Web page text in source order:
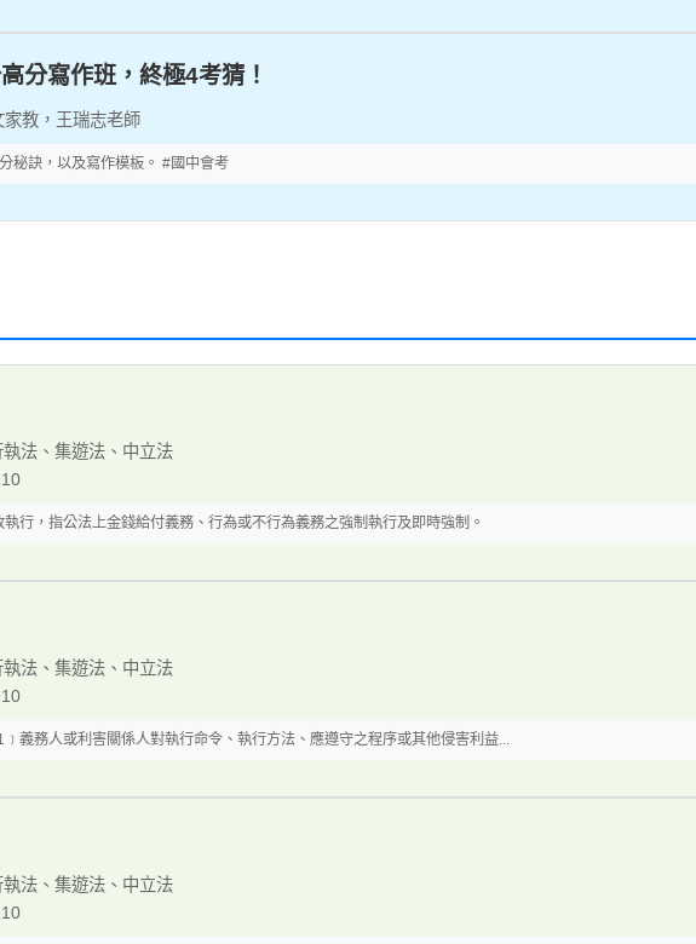
分寫作班，終極4考猜！
教，王瑞志老師
秘訣，以及寫作模板。 #國中會考
執法、集遊法、中立法
行，指公法上金錢給付義務、行為或不行為義務之強制執行及即時強制。
執法、集遊法、中立法
義務人或利害關係人對執行命令、執行方法、應遵守之程序或其他侵害利益...
執法、集遊法、中立法